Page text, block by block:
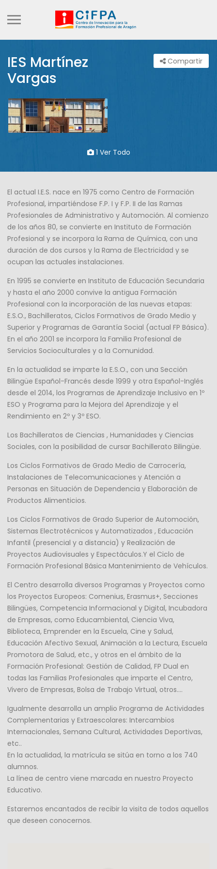
IES Martínez
Vargas
Compartir
1 Ver Todo
El actual I.E.S. nace en 1975 como Centro de Formación
Profesional, impartiéndose F.P. I y F.P. II de las Ramas
Profesionales de Administrativo y Automoción. Al comienzo
de los años 80, se convierte en Instituto de Formación
Profesional y se incorpora la Rama de Química, con una
duración de dos cursos y la Rama de Electricidad y se
ocupan las actuales instalaciones.
En 1995 se convierte en Instituto de Educación Secundaria
y hasta el año 2000 convive la antigua Formación
Profesional con la incorporación de las nuevas etapas:
E.S.O., Bachilleratos, Ciclos Formativos de Grado Medio y
Superior y Programas de Garantía Social (actual FP Básica).
En el año 2001 se incorpora la Familia Profesional de
Servicios Socioculturales y a la Comunidad.
En la actualidad se imparte la E.S.O., con una Sección
Bilingüe Español-Francés desde 1999 y otra Español-Inglés
desde el 2014, los Programas de Aprendizaje Inclusivo en 1º
ESO y Programa para la Mejora del Aprendizaje y el
Rendimiento en 2º y 3º ESO.
Los Bachilleratos de Ciencias , Humanidades y Ciencias
Sociales, con la posibilidad de cursar Bachillerato Bilingüe.
Los Ciclos Formativos de Grado Medio de Carrocería,
Instalaciones de Telecomunicaciones y Atención a
Personas en Situación de Dependencia y Elaboración de
Productos Alimenticios.
Los Ciclos Formativos de Grado Superior de Automoción,
Sistemas Electrotécnicos y Automatizados , Educación
Infantil (presencial y a distancia) y Realización de
Proyectos Audiovisuales y Espectáculos.Y el Ciclo de
Formación Profesional Básica Mantenimiento de Vehículos.
El Centro desarrolla diversos Programas y Proyectos como
los Proyectos Europeos: Comenius, Erasmus+, Secciones
Bilingües, Competencia Informacional y Digital, Incubadora
de Empresas, como Educambiental, Ciencia Viva,
Biblioteca, Emprender en la Escuela, Cine y Salud,
Educación Afectivo Sexual, Animación a la Lectura, Escuela
Promotora de Salud, etc., y otros en el ámbito de la
Formación Profesional: Gestión de Calidad, FP Dual en
todas las Familias Profesionales que imparte el Centro,
Vivero de Empresas, Bolsa de Trabajo Virtual, otros….
Igualmente desarrolla un amplio Programa de Actividades
Complementarias y Extraescolares: Intercambios
Internacionales, Semana Cultural, Actividades Deportivas,
etc..
En la actualidad, la matrícula se sitúa en torno a los 740
alumnos.
La línea de centro viene marcada en nuestro Proyecto
Educativo.
Estaremos encantados de recibir la visita de todos aquellos
que deseen conocernos.